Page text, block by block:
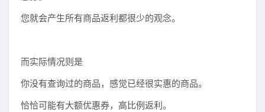
您就会产生所有商品返利都很少的观念。
而实际情况则是
你没有查询过的商品，感觉已经很实惠的商品。
恰恰可能有大额优惠券，高比例返利。